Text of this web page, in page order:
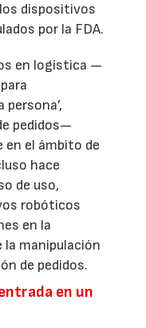
dispositivos
por la FDA.
en logística —
persona’,
pedidos—
en el ámbito de
hace
de uso,
robóticos
en la
manipulación
de pedidos.
en un